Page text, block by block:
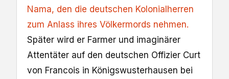
Nama, den die deutschen Kolonialherren
zum Anlass ihres Völkermords nehmen.
Später wird er Farmer und imaginärer
Attentäter auf den deutschen Offizier Curt
von Francois in Königswusterhausen bei